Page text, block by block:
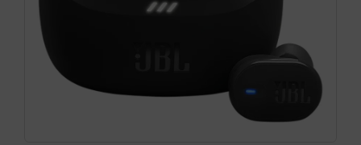
Smartwatches